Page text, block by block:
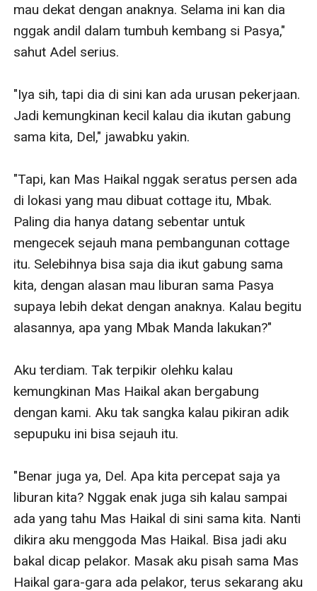
mau dekat dengan anaknya. Selama ini kan dia
nggak andil dalam tumbuh kembang si Pasya,"
sahut Adel serius.
"Iya sih, tapi dia di sini kan ada urusan pekerjaan.
Jadi kemungkinan kecil kalau dia ikutan gabung
sama kita, Del," jawabku yakin.
"Tapi, kan Mas Haikal nggak seratus persen ada
di lokasi yang mau dibuat cottage itu, Mbak.
Paling dia hanya datang sebentar untuk
mengecek sejauh mana pembangunan cottage
itu. Selebihnya bisa saja dia ikut gabung sama
kita, dengan alasan mau liburan sama Pasya
supaya lebih dekat dengan anaknya. Kalau begitu
alasannya, apa yang Mbak Manda lakukan?"
Aku terdiam. Tak terpikir olehku kalau
kemungkinan Mas Haikal akan bergabung
dengan kami. Aku tak sangka kalau pikiran adik
sepupuku ini bisa sejauh itu.
"Benar juga ya, Del. Apa kita percepat saja ya
liburan kita? Nggak enak juga sih kalau sampai
ada yang tahu Mas Haikal di sini sama kita. Nanti
dikira aku menggoda Mas Haikal. Bisa jadi aku
bakal dicap pelakor. Masak aku pisah sama Mas
Haikal gara-gara ada pelakor, terus sekarang aku